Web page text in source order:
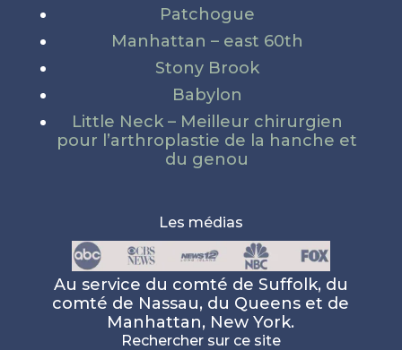
Patchogue
Manhattan – east 60th
Stony Brook
Babylon
Little Neck – Meilleur chirurgien
pour l’arthroplastie de la hanche et
du genou
Les médias
Au service du comté de Suffolk, du
comté de Nassau, du Queens et de
Manhattan, New York.
Rechercher sur ce site